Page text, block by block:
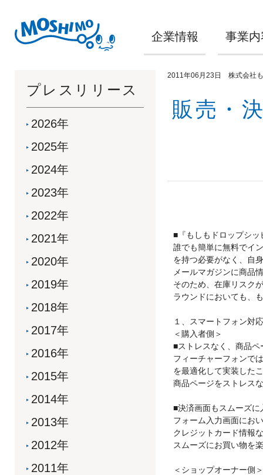
企業情報 事業内
販売・
2011年06月23日 株式会社
■『もしもドロップシッ
誰でも簡単に無料でイ
を持つ必要がなく、自
メールマガジンに商品
そのため、在庫リスク
ラウンドにおいても、
１、スマートフォン対
＜購入者側＞
■ストレスなく、商品ペ
フィーチャーフォンで
を最適化して実装した
商品ページをストレス
■決済画面もスムーズに
フォーム入力画面にお
クレジットカード情報
スムーズにお買い物を
＜ショップオーナー側＞
プレスリリース
2026年
2025年
2024年
2023年
2022年
2021年
2020年
2019年
2018年
2017年
2016年
2015年
2014年
2013年
2012年
2011年